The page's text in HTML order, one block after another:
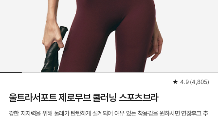
★ 4.9 (4,805)
울트라서포트 제로무브 쿨러닝 스포츠브라
강한 지지력을 위해 둘레가 탄탄하게 설계되어 여유 있는 착용감을 원하시면 연장후크 추